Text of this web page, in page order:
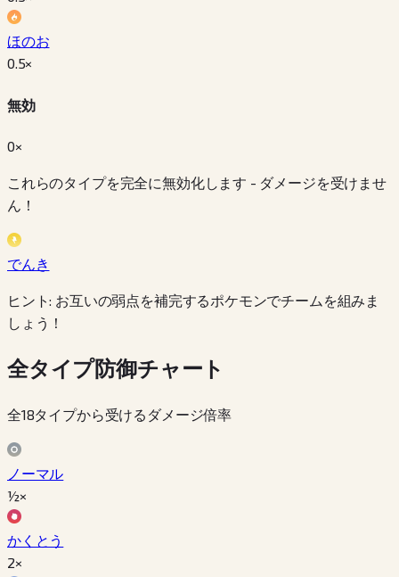
ほのお
0.5×
無効
0×
これらのタイプを完全に無効化します - ダメージを受けませ
ん！
でんき
ヒント: お互いの弱点を補完するポケモンでチームを組みま
しょう！
全タイプ防御チャート
全18タイプから受けるダメージ倍率
ノーマル
½×
かくとう
2×